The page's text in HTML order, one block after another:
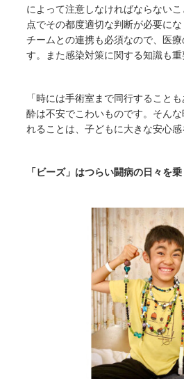
によって注意しなければならない
点でその都度適切な判断が必要に
チームとの連携も必須なので、医
す。また感染対策に関する知識も重
「時には手術室まで同行すること
酔は不安でこわいものです。そんな
れることは、子どもに大きな安心感
「ビーズ」はつらい闘病の日々を